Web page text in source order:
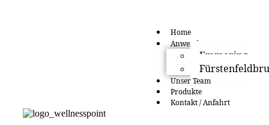
Home
Anwendungen
Emmering
Unser Team
Produkte
Kontakt / Anfahrt